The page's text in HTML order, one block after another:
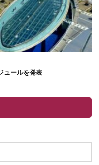
ュールを発表